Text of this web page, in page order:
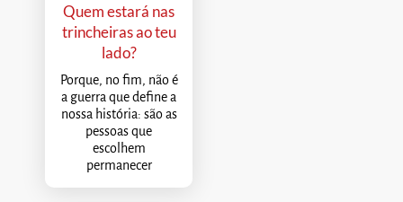
Quem estará nas
trincheiras ao teu
lado?
Porque, no fim, não é
a guerra que define a
nossa história: são as
pessoas que
escolhem
permanecer